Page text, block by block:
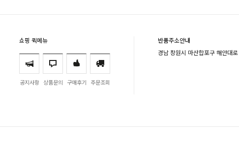
쇼핑 퀵메뉴
공지사항 상품문의 구매후기 주문조회
반품주소안내
경남 창원시 마산합포구 해안대